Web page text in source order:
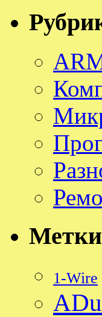
Метки
1-Wire